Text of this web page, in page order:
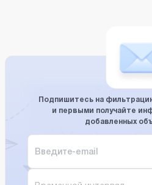
Подпишитесь на
и первыми получайте
добавленных